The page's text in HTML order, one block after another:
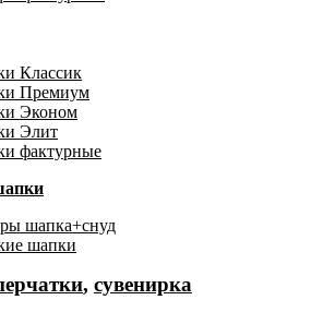
Классик
Премиум
Эконом
Элит
фактурные
шапка+снуд
шапки
, сувенирка